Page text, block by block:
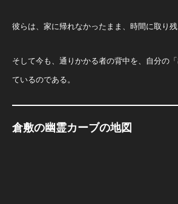
彼らは、家に帰れなかったまま、時間に取り残
そして今も、通りかかる者の背中を、自分の
ているのである。
倉敷の幽霊カーブの地図